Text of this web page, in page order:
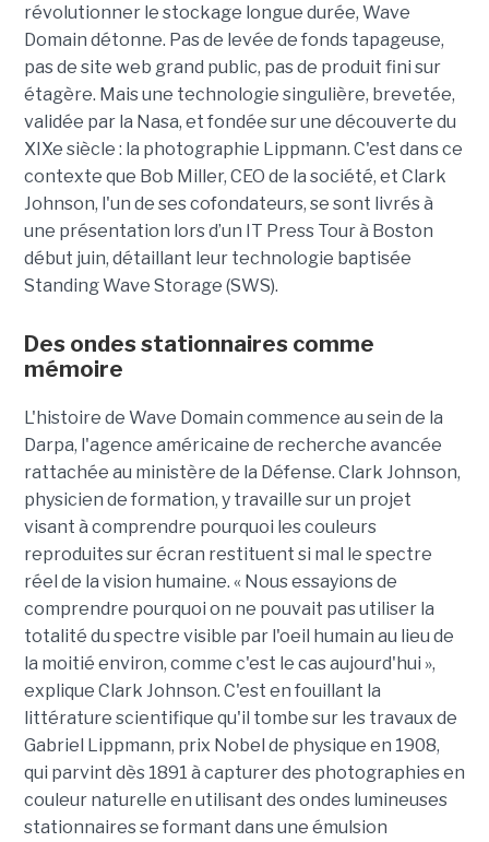
révolutionner le stockage longue durée, Wave
Domain détonne. Pas de levée de fonds tapageuse,
pas de site web grand public, pas de produit fini sur
étagère. Mais une technologie singulière, brevetée,
validée par la Nasa, et fondée sur une découverte du
XIXe siècle : la photographie Lippmann. C'est dans ce
contexte que Bob Miller, CEO de la société, et Clark
Johnson, l'un de ses cofondateurs, se sont livrés à
une présentation lors d’un IT Press Tour à Boston
début juin, détaillant leur technologie baptisée
Standing Wave Storage (SWS).
Des ondes stationnaires comme
mémoire
L'histoire de Wave Domain commence au sein de la
Darpa, l'agence américaine de recherche avancée
rattachée au ministère de la Défense. Clark Johnson,
physicien de formation, y travaille sur un projet
visant à comprendre pourquoi les couleurs
reproduites sur écran restituent si mal le spectre
réel de la vision humaine. « Nous essayions de
comprendre pourquoi on ne pouvait pas utiliser la
totalité du spectre visible par l'oeil humain au lieu de
la moitié environ, comme c'est le cas aujourd'hui »,
explique Clark Johnson. C'est en fouillant la
littérature scientifique qu'il tombe sur les travaux de
Gabriel Lippmann, prix Nobel de physique en 1908,
qui parvint dès 1891 à capturer des photographies en
couleur naturelle en utilisant des ondes lumineuses
stationnaires se formant dans une émulsion